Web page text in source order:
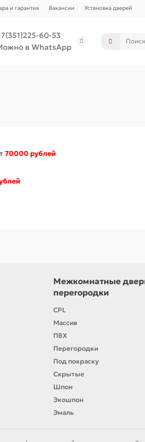
и гарантия Вакансии Установка дверей
60-53
в WhatsApp
70000 рублей
Межкомнатные
перегородки
CPL
Массив
ПВХ
Перегородки
Под покраску
Скрытые
Шпон
Экошпон
Эмаль